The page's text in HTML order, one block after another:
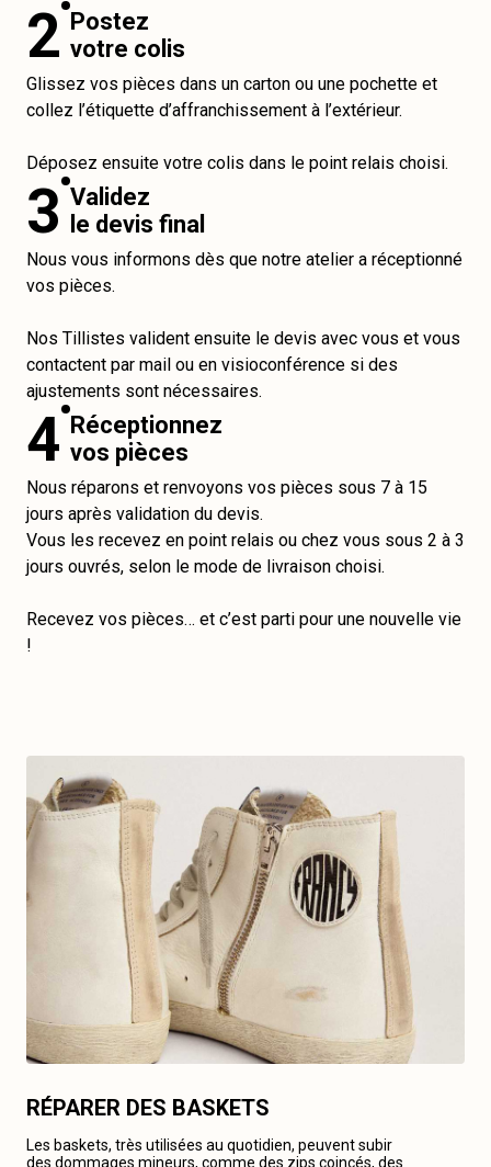
2 Postez
votre colis
Glissez vos pièces dans un carton ou une pochette et
collez l’étiquette d’affranchissement à l’extérieur.
Déposez ensuite votre colis dans le point relais choisi.
3 Validez
le devis final
Nous vous informons dès que notre atelier a réceptionné
vos pièces.
Nos Tillistes valident ensuite le devis avec vous et vous
contactent par mail ou en visioconférence si des
ajustements sont nécessaires.
4 Réceptionnez
vos pièces
Nous réparons et renvoyons vos pièces sous 7 à 15
jours après validation du devis.
Vous les recevez en point relais ou chez vous sous 2 à 3
jours ouvrés, selon le mode de livraison choisi.
Recevez vos pièces… et c’est parti pour une nouvelle vie
!
RÉPARER DES BASKETS
Les baskets, très utilisées au quotidien, peuvent subir
des dommages mineurs, comme des zips coincés, des